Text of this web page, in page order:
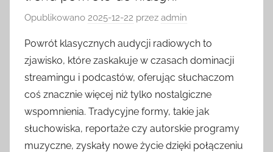
Opublikowano 2025-12-22 przez admin
Powrót klasycznych audycji radiowych to
zjawisko, które zaskakuje w czasach dominacji
streamingu i podcastów, oferując słuchaczom
coś znacznie więcej niż tylko nostalgiczne
wspomnienia. Tradycyjne formy, takie jak
słuchowiska, reportaże czy autorskie programy
muzyczne, zyskały nowe życie dzięki połączeniu